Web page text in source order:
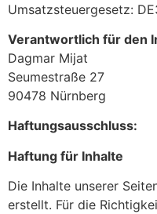
Umsatzsteuergesetz:
Verantwortlich für den
Dagmar Mijat
Seumestraße 27
90478 Nürnberg
Haftungsausschluss:
Haftung für Inhalte
Die Inhalte unserer
erstellt. Für die